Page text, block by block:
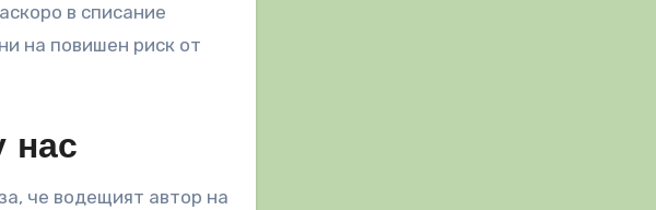
в списание
на повишен риск от
нас
че водещият автор на